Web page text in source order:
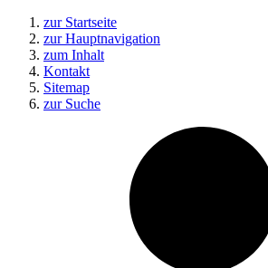
zur Startseite
zur Hauptnavigation
zum Inhalt
Kontakt
Sitemap
zur Suche